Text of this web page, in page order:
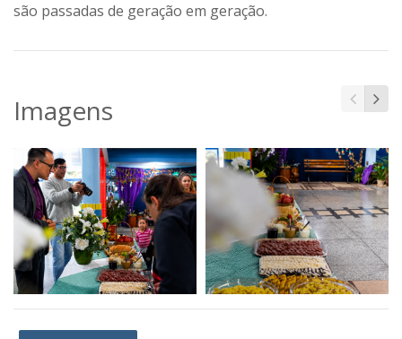
são passadas de geração em geração.
Imagens